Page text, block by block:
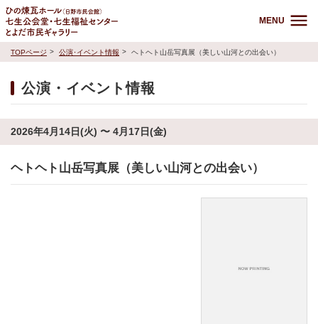
MENU
TOPページ 公演･イベント情報 ヘトヘト山岳写真展（美しい山河との出会い）
公演・イベント情報
2026年4月14日(火) 〜 4月17日(金)
ヘトヘト山岳写真展（美しい山河との出会い）